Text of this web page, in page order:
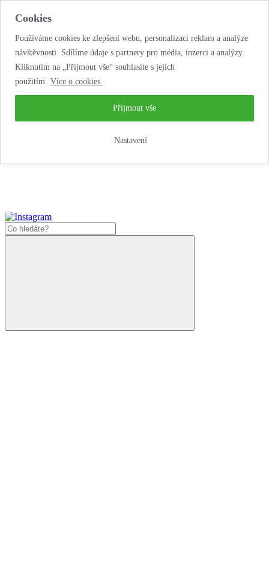
Cookies
Používáme cookies ke zlepšení webu, personalizaci reklam a analýze
návštěvnosti. Sdílíme údaje s partnery pro média, inzerci a analýzy.
Kliknutím na „Přijmout vše“ souhlasíte s jejich
použitím. Více o cookies.
Nastavení
Přijmout vše
...neobyčejná jízda životem!